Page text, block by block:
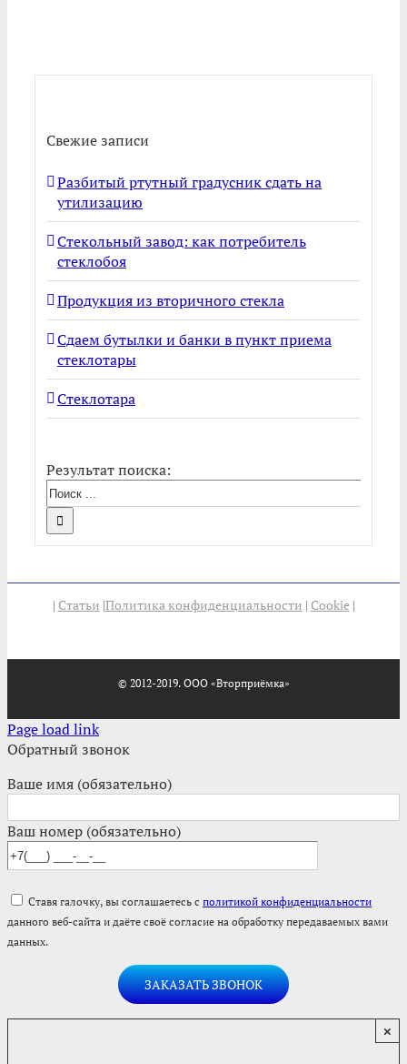
Свежие записи
Разбитый ртутный градусник сдать на
утилизацию
Стекольный завод: как потребитель
стеклобоя
Продукция из вторичного стекла
Сдаем бутылки и банки в пункт приема
стеклотары
Стеклотара
Результат поиска:
| Статьи |Политика конфиденциальности | Cookie|
© 2012-2019. ООО «Вторприёмка»
Page load link
Обратный звонок
Ваше имя (обязательно)
Ваш номер (обязательно)
Ставя галочку, вы соглашаетесь с политикой конфиденциальности
данного веб-сайта и даёте своё согласие на обработку передаваемых вами
данных.
×